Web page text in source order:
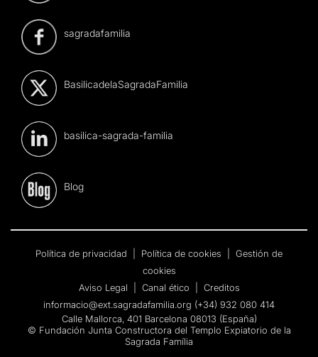
sagradafamilia
BasilicadelaSagradaFamilia
basilica-sagrada-familia
Blog
Política de privacidad Política de cookies
Gestión de
cookies
Aviso Legal
Canal ético
Creditos
informacio@ext.sagradafamilia.org (+34) 932 080 414
Calle Mallorca, 401 Barcelona 08013 (España)
© Fundación Junta Constructora del Templo Expiatorio de la
Sagrada Família